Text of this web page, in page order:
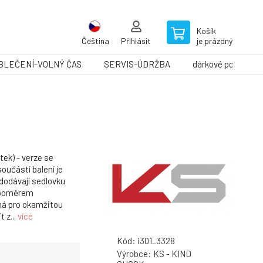
Čeština Přihlásit
Košík
je prázdný
VOLNÝ ČAS SERVIS-ÚDRŽBA dárkové poukazy
- verze se
balení je
sedlovku
pro okamžitou
z... více
Kód: i301_3328
Výrobce: KS - KIND